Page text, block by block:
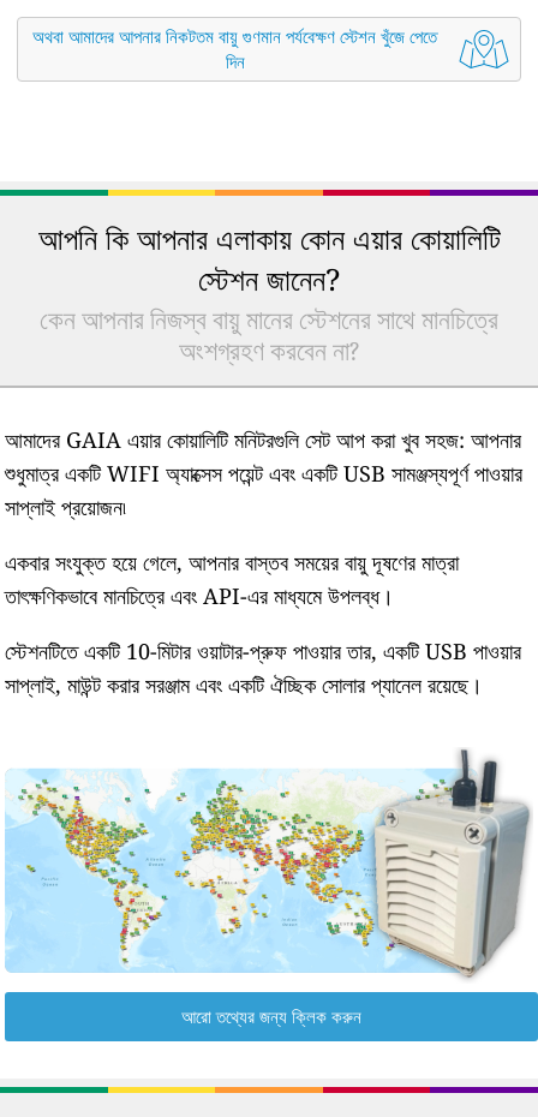
অথবা আমাদের আপনার নিকটতম বায়ু গুণমান পর্যবেক্ষণ স্টেশন খুঁজে পেতে
দিন
আপনি কি আপনার এলাকায় কোন এয়ার কোয়ালিটি
স্টেশন জানেন?
কেন আপনার নিজস্ব বায়ু মানের স্টেশনের সাথে মানচিত্রে
অংশগ্রহণ করবেন না?
আমাদের GAIA এয়ার কোয়ালিটি মনিটরগুলি সেট আপ করা খুব সহজ: আপনার
শুধুমাত্র একটি WIFI অ্যাক্সেস পয়েন্ট এবং একটি USB সামঞ্জস্যপূর্ণ পাওয়ার
সাপ্লাই প্রয়োজন৷
একবার সংযুক্ত হয়ে গেলে, আপনার বাস্তব সময়ের বায়ু দূষণের মাত্রা
তাৎক্ষণিকভাবে মানচিত্রে এবং API-এর মাধ্যমে উপলব্ধ।
স্টেশনটিতে একটি 10-মিটার ওয়াটার-প্রুফ পাওয়ার তার, একটি USB পাওয়ার
সাপ্লাই, মাউন্ট করার সরঞ্জাম এবং একটি ঐচ্ছিক সোলার প্যানেল রয়েছে।
আরো তথ্যের জন্য ক্লিক করুন